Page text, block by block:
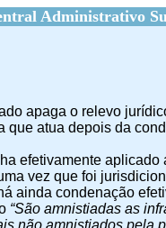
Administrativo
apaga o relevo
atua depois da
efetivamente
vez que foi
ainda condenação
“São amnistiadas as
não amnistiados pela